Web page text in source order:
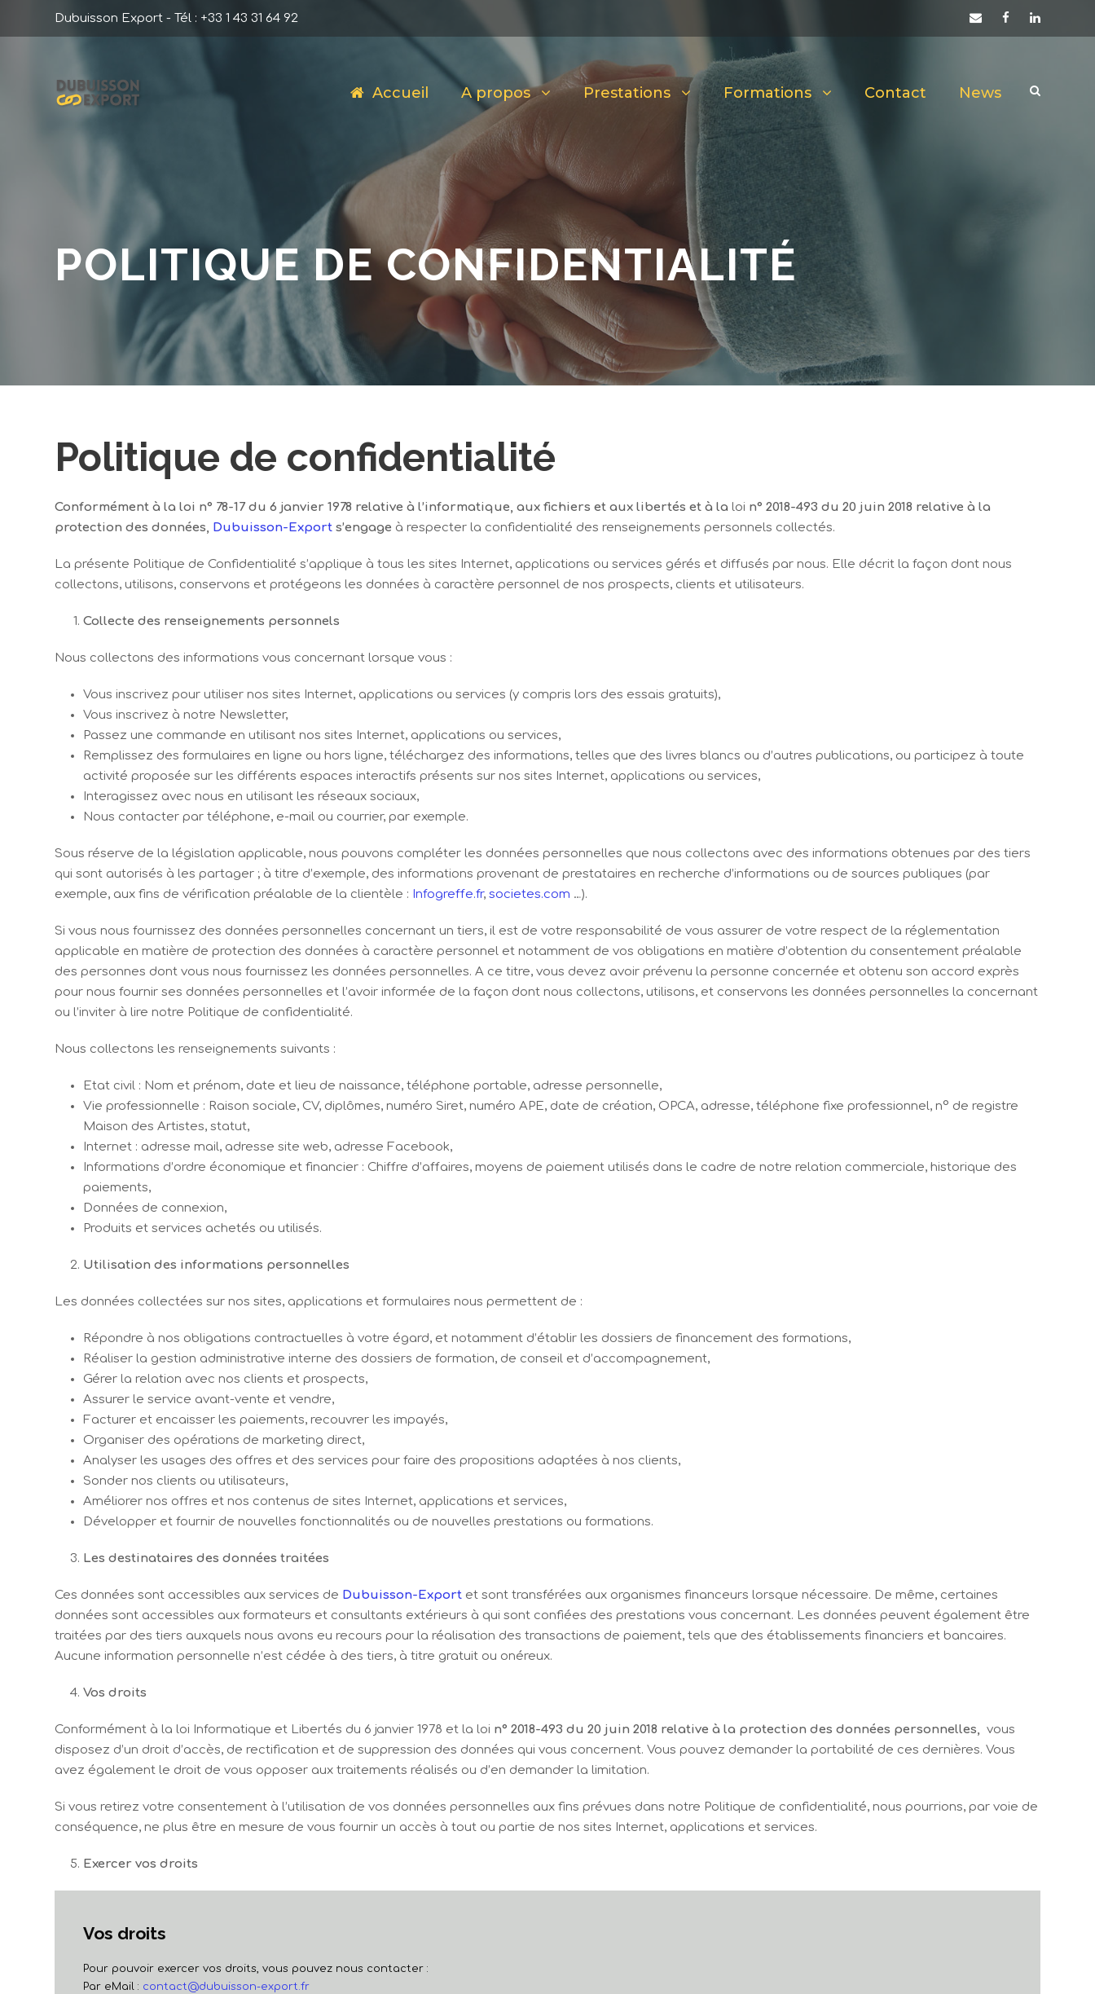
Dubuisson Export - Tél : +33 1 43 31 64 92
Accueil A propos Prestations Formations Contact News
POLITIQUE DE CONFIDENTIALITÉ
Politique de confidentialité
Conformément à la loi n° 78-17 du 6 janvier 1978 relative à l’informatique, aux fichiers et aux libertés et à la loi n° 2018-493 du 20 juin 2018 relative à la
protection des données, Dubuisson-Export s’engage à respecter la confidentialité des renseignements personnels collectés.
La présente Politique de Confidentialité s’applique à tous les sites Internet, applications ou services gérés et diffusés par nous. Elle décrit la façon dont nous
collectons, utilisons, conservons et protégeons les données à caractère personnel de nos prospects, clients et utilisateurs.
Collecte des renseignements personnels
Nous collectons des informations vous concernant lorsque vous :
Vous inscrivez pour utiliser nos sites Internet, applications ou services (y compris lors des essais gratuits),
Vous inscrivez à notre Newsletter,
Passez une commande en utilisant nos sites Internet, applications ou services,
Remplissez des formulaires en ligne ou hors ligne, téléchargez des informations, telles que des livres blancs ou d’autres publications, ou participez à toute
activité proposée sur les différents espaces interactifs présents sur nos sites Internet, applications ou services,
Interagissez avec nous en utilisant les réseaux sociaux,
Nous contacter par téléphone, e-mail ou courrier, par exemple.
Sous réserve de la législation applicable, nous pouvons compléter les données personnelles que nous collectons avec des informations obtenues par des tiers
qui sont autorisés à les partager ; à titre d’exemple, des informations provenant de prestataires en recherche d’informations ou de sources publiques (par
exemple, aux fins de vérification préalable de la clientèle : Infogreffe.fr, societes.com …).
Si vous nous fournissez des données personnelles concernant un tiers, il est de votre responsabilité de vous assurer de votre respect de la réglementation
applicable en matière de protection des données à caractère personnel et notamment de vos obligations en matière d’obtention du consentement préalable
des personnes dont vous nous fournissez les données personnelles. A ce titre, vous devez avoir prévenu la personne concernée et obtenu son accord exprès
pour nous fournir ses données personnelles et l’avoir informée de la façon dont nous collectons, utilisons, et conservons les données personnelles la concernant
ou l’inviter à lire notre Politique de confidentialité.
Nous collectons les renseignements suivants :
Etat civil : Nom et prénom, date et lieu de naissance, téléphone portable, adresse personnelle,
Vie professionnelle : Raison sociale, CV, diplômes, numéro Siret, numéro APE, date de création, OPCA, adresse, téléphone fixe professionnel, n° de registre
Maison des Artistes, statut,
Internet : adresse mail, adresse site web, adresse Facebook,
Informations d’ordre économique et financier : Chiffre d’affaires, moyens de paiement utilisés dans le cadre de notre relation commerciale, historique des
paiements,
Données de connexion,
Produits et services achetés ou utilisés.
Utilisation des informations personnelles
Les données collectées sur nos sites, applications et formulaires nous permettent de :
Répondre à nos obligations contractuelles à votre égard, et notamment d’établir les dossiers de financement des formations,
Réaliser la gestion administrative interne des dossiers de formation, de conseil et d’accompagnement,
Gérer la relation avec nos clients et prospects,
Assurer le service avant-vente et vendre,
Facturer et encaisser les paiements, recouvrer les impayés,
Organiser des opérations de marketing direct,
Analyser les usages des offres et des services pour faire des propositions adaptées à nos clients,
Sonder nos clients ou utilisateurs,
Améliorer nos offres et nos contenus de sites Internet, applications et services,
Développer et fournir de nouvelles fonctionnalités ou de nouvelles prestations ou formations.
Les destinataires des données traitées
Ces données sont accessibles aux services de Dubuisson-Export et sont transférées aux organismes financeurs lorsque nécessaire. De même, certaines
données sont accessibles aux formateurs et consultants extérieurs à qui sont confiées des prestations vous concernant. Les données peuvent également être
traitées par des tiers auxquels nous avons eu recours pour la réalisation des transactions de paiement, tels que des établissements financiers et bancaires.
Aucune information personnelle n’est cédée à des tiers, à titre gratuit ou onéreux.
Vos droits
Conformément à la loi Informatique et Libertés du 6 janvier 1978 et la loi n° 2018-493 du 20 juin 2018 relative à la protection des données personnelles, vous
disposez d’un droit d’accès, de rectification et de suppression des données qui vous concernent. Vous pouvez demander la portabilité de ces dernières. Vous
avez également le droit de vous opposer aux traitements réalisés ou d’en demander la limitation.
Si vous retirez votre consentement à l’utilisation de vos données personnelles aux fins prévues dans notre Politique de confidentialité, nous pourrions, par voie de
conséquence, ne plus être en mesure de vous fournir un accès à tout ou partie de nos sites Internet, applications et services.
Exercer vos droits
Vos droits
Pour pouvoir exercer vos droits, vous pouvez nous contacter :
Par eMail : contact@dubuisson-export.fr